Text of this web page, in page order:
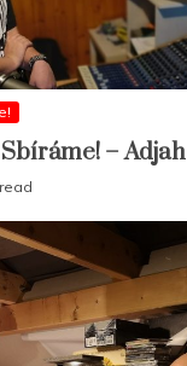
– Adjah